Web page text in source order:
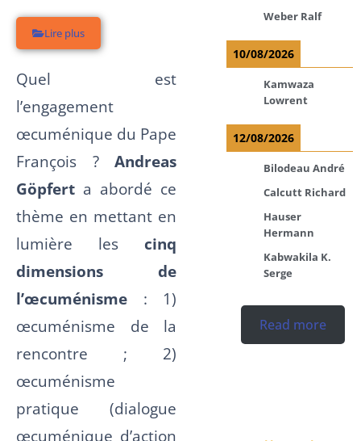
Lire plus
Quel est
l’engagement
œcuménique du Pape
François ? Andreas
Göpfert a abordé ce
thème en mettant en
lumière les cinq
dimensions de
l’œcuménisme : 1)
œcuménisme de la
rencontre ; 2)
œcuménisme
pratique (dialogue
œcuménique d’action
Weber Ralf
10/08/2026
Kamwaza
Lowrent
12/08/2026
Bilodeau André
Calcutt Richard
Hauser
Hermann
Kabwakila K.
Serge
Read more